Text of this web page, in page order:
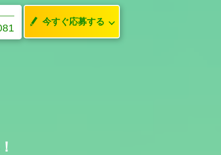
今すぐ応募する